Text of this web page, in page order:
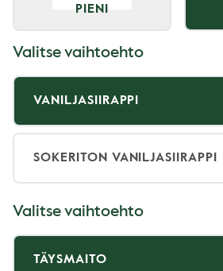
PIENI
Valitse vaihtoehto
VANILJASIIRAPPI
SOKERITON VANILJASIIRAPPI
Valitse vaihtoehto
TÄYSMAITO